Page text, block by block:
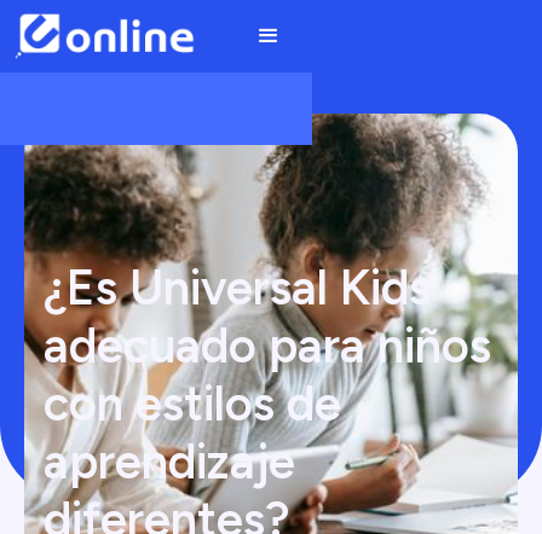
¿Es Universal Kids
adecuado para niños
con estilos de
aprendizaje
diferentes?